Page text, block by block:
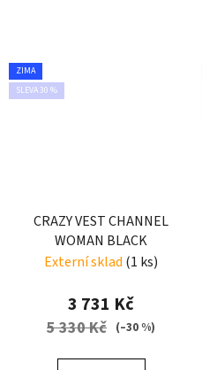
ZIMA
SLEVA 30 %
CRAZY VEST CHANNEL
WOMAN BLACK
Externí sklad (1 ks)
3 731 Kč
5 330 Kč (–30 %)